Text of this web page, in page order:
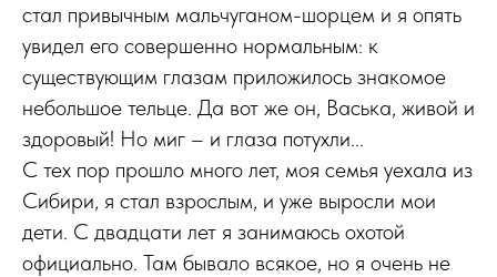
стал привычным мальчуганом-шорцем и я опять
увидел его совершенно нормальным: к
существующим глазам приложилось знакомое
небольшое тельце. Да вот же он, Васька, живой и
здоровый! Но миг – и глаза потухли...
С тех пор прошло много лет, моя семья уехала из
Сибири, я стал взрослым, и уже выросли мои
дети. С двадцати лет я занимаюсь охотой
официально. Там бывало всякое, но я очень не